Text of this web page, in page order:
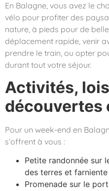
En Balagne, vous avez le
vélo pour profiter des
nature, à pieds pour de
déplacement rapide, venir
prendre le train, ou opter
durant tout votre séjour.
Activités,
découvertes
Pour un week-end en
s’offrent à vous :
Petite randonnée sur
des terres et
Promenade sur le